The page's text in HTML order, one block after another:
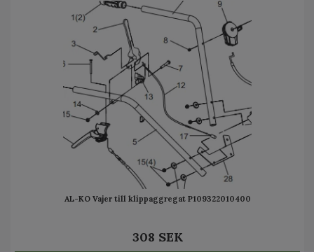
AL-KO Vajer till klippaggregat P109322010400
308 SEK